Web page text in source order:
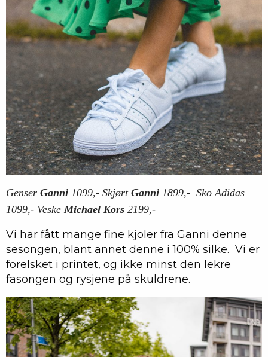
Genser Ganni 1099,- Skjørt Ganni 1899,- Sko Adidas
1099,- VeskeMichael Kors 2199,-
Vi har fått mange fine kjoler fra Ganni denne
sesongen, blant annet denne i 100% silke. Vi er
forelsket i printet, og ikke minst den lekre
fasongen og rysjene på skuldrene.